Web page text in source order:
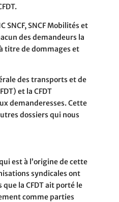
SNCF, SNCF Mobilités et
des demandeurs la
titre de dommages et
des transports et de
et la CFDT
demanderesses. Cette
dossiers qui nous
est à l’origine de cette
syndicales ont
la CFDT ait porté le
comme parties